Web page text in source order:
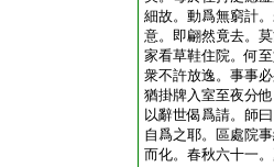
細故。動爲無窮計
意。即翩然竟去。
家看草鞋住院。何
衆不許放逸。事事
猶掛牌入室至夜分
以辭世偈爲請。師
自爲之耶。區處院
而化。春秋六十一